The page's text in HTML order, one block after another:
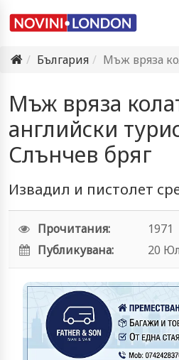
България
Мъж вряза колата си
Мъж вряза
английски
Слънчев бряг
Извадил и пистолет
Прочитания:
1971
Публикувана:
20